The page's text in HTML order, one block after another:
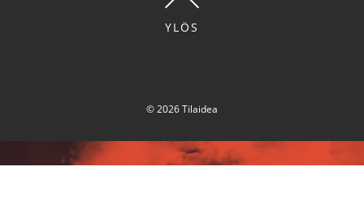
YLÖS
© 2026 Tilaidea